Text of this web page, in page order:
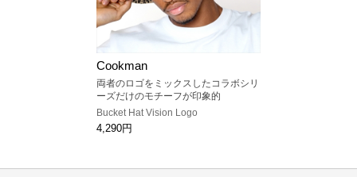
Cookman
両者のロゴをミックスしたコラボシリ
ーズだけのモチーフが印象的
Bucket Hat Vision Logo
4,290円